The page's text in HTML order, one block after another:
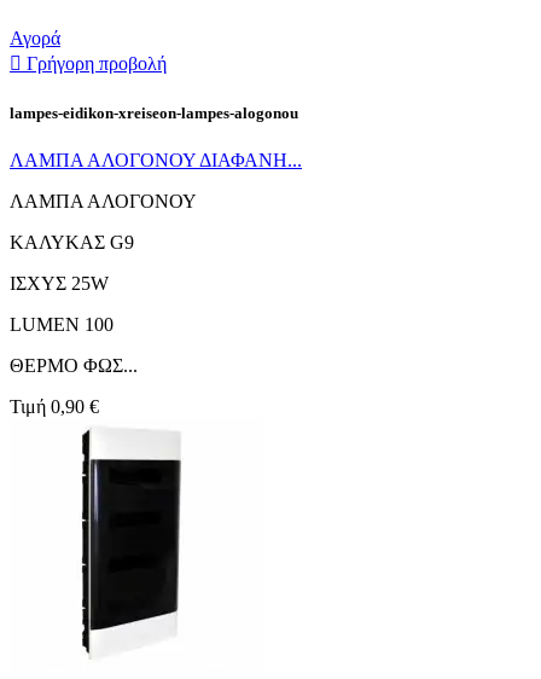
Αγορά
 Γρήγορη προβολή
lampes-eidikon-xreiseon-lampes-alogonou
ΛΑΜΠΑ ΑΛΟΓΟΝΟΥ ΔΙΑΦΑΝΗ...
ΛΑΜΠΑ ΑΛΟΓΟΝΟΥ
ΚΑΛΥΚΑΣ G9
ΙΣΧΥΣ 25W
LUMEN 100
ΘΕΡΜΟ ΦΩΣ...
Τιμή 0,90 €